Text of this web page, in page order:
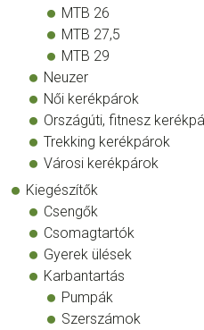
MTB 26
MTB 27,5
MTB 29
Neuzer
Női kerékpárok
Országúti, fitnesz
Trekking kerékpárok
Városi kerékpárok
Kiegészítők
Csengők
Csomagtartók
Gyerek ülések
Karbantartás
Pumpák
Szerszámok